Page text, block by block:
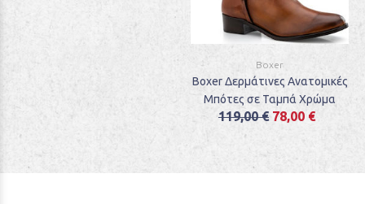
Boxer
Boxer Δερμάτινες Ανατομικές
Μπότες σε Ταμπά Χρώμα
119,00 € 78,00 €